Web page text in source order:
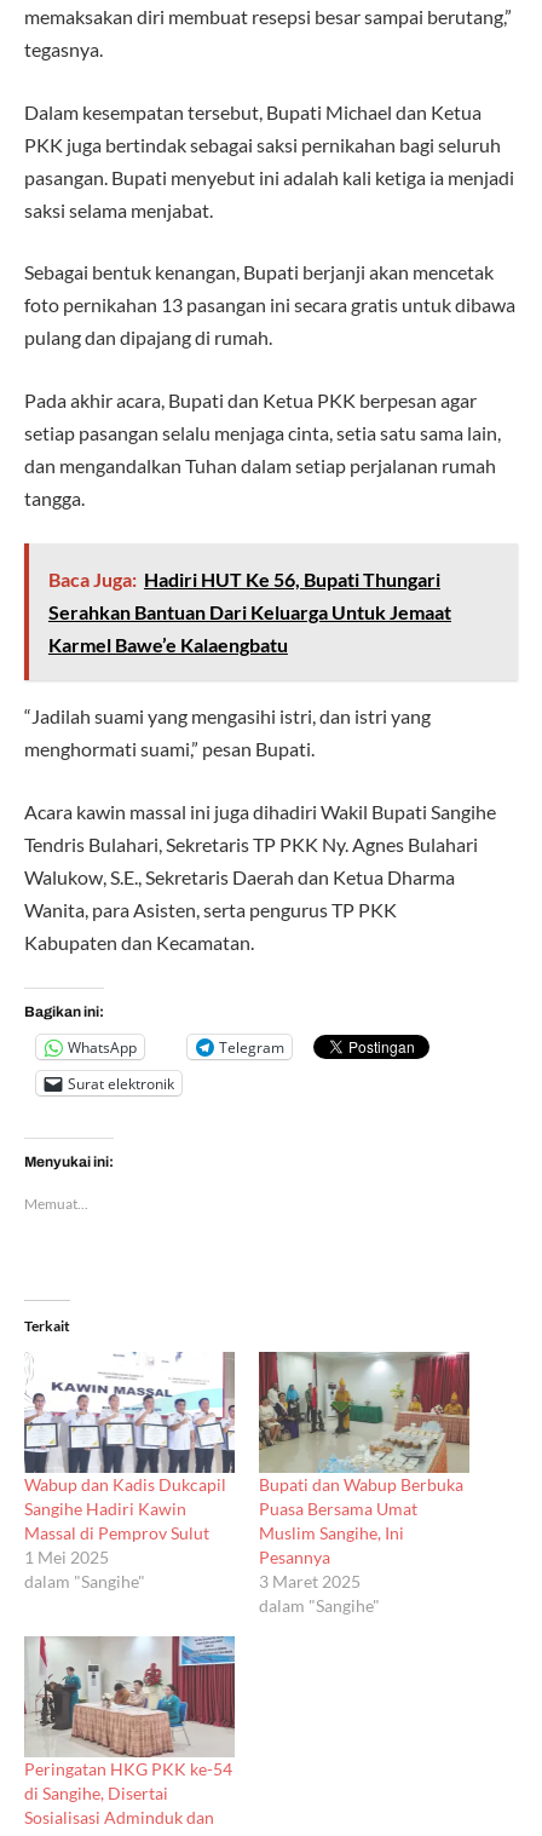
memaksakan diri membuat resepsi besar sampai berutang,”
tegasnya.
Dalam kesempatan tersebut, Bupati Michael dan Ketua
PKK juga bertindak sebagai saksi pernikahan bagi seluruh
pasangan. Bupati menyebut ini adalah kali ketiga ia menjadi
saksi selama menjabat.
Sebagai bentuk kenangan, Bupati berjanji akan mencetak
foto pernikahan 13 pasangan ini secara gratis untuk dibawa
pulang dan dipajang di rumah.
Pada akhir acara, Bupati dan Ketua PKK berpesan agar
setiap pasangan selalu menjaga cinta, setia satu sama lain,
dan mengandalkan Tuhan dalam setiap perjalanan rumah
tangga.
Baca Juga: Hadiri HUT Ke 56, Bupati Thungari
Serahkan Bantuan Dari Keluarga Untuk Jemaat
Karmel Bawe’e Kalaengbatu
“Jadilah suami yang mengasihi istri, dan istri yang
menghormati suami,” pesan Bupati.
Acara kawin massal ini juga dihadiri Wakil Bupati Sangihe
Tendris Bulahari, Sekretaris TP PKK Ny. Agnes Bulahari
Walukow, S.E., Sekretaris Daerah dan Ketua Dharma
Wanita, para Asisten, serta pengurus TP PKK
Kabupaten dan Kecamatan.
Bagikan ini:
WhatsApp
Telegram
Surat elektronik
Menyukai ini:
Memuat...
Terkait
Wabup dan Kadis Dukcapil
Sangihe Hadiri Kawin
Massal di Pemprov Sulut
1 Mei 2025
dalam "Sangihe"
Bupati dan Wabup Berbuka
Puasa Bersama Umat
Muslim Sangihe, Ini
Pesannya
3 Maret 2025
dalam "Sangihe"
Peringatan HKG PKK ke-54
di Sangihe, Disertai
Sosialisasi Adminduk dan